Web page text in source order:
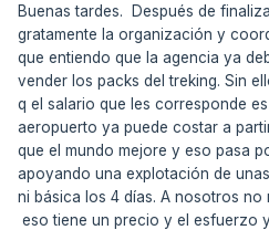
Buenas tardes. Después de
gratamente la organización y
que entiendo que la agencia ya
vender los packs del treking. Sin
q el salario que les corresponde
aeropuerto ya puede costar a
que el mundo mejore y eso pasa
apoyando una explotación de
ni básica los 4 días. A nosotros
eso tiene un precio y el esfuerzo